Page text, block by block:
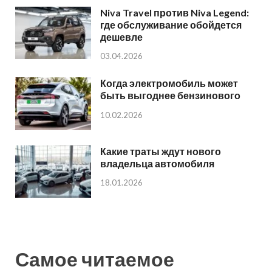
Niva Travel против Niva Legend:
где обслуживание обойдется
дешевле
03.04.2026
Когда электромобиль может
быть выгоднее бензинового
10.02.2026
Какие траты ждут нового
владельца автомобиля
18.01.2026
Самое читаемое